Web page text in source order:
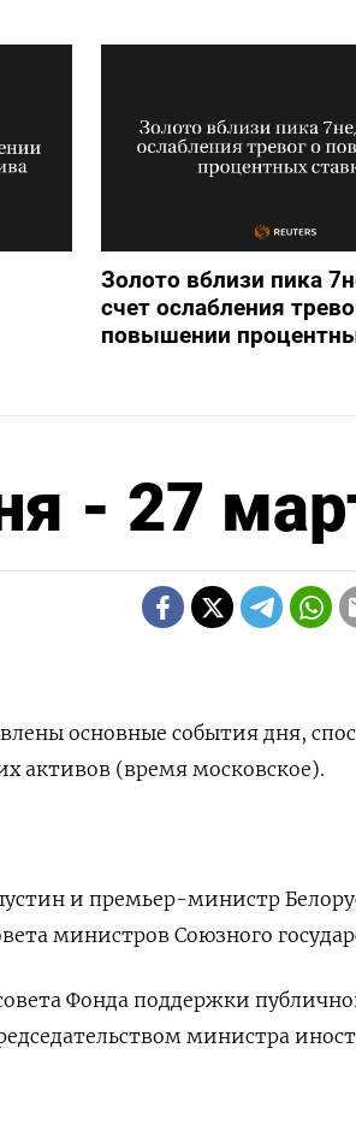
Золото вблизи пика
счет ослабления
повышении
- 27
основные события дня,
активов (время московское).
и премьер-министр
министров Союзного
Фонда поддержки
министра